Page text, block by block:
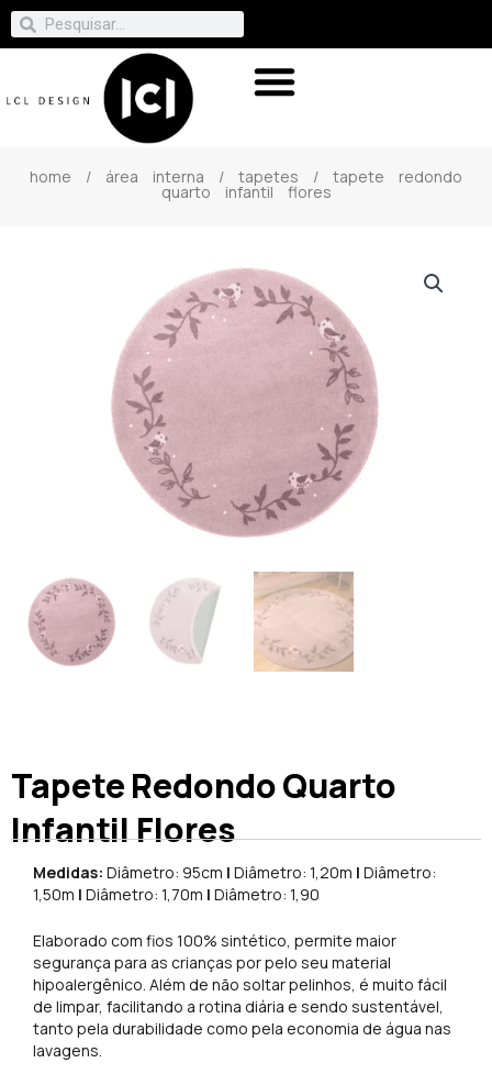
home / área interna / tapetes / tapete redondo
quarto infantil flores
Tapete Redondo Quarto
Infantil Flores
Medidas: Diâmetro: 95cm | Diâmetro: 1,20m | Diâmetro:
1,50m | Diâmetro: 1,70m | Diâmetro: 1,90
Elaborado com fios 100% sintético, permite maior
segurança para as crianças por pelo seu material
hipoalergênico. Além de não soltar pelinhos, é muito fácil
de limpar, facilitando a rotina diária e sendo sustentável,
tanto pela durabilidade como pela economia de água nas
lavagens.